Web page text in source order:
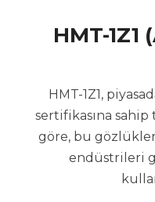
HMT-1Z1
HMT-1Z1,
sertifikasına
göre, bu
endüstrileri